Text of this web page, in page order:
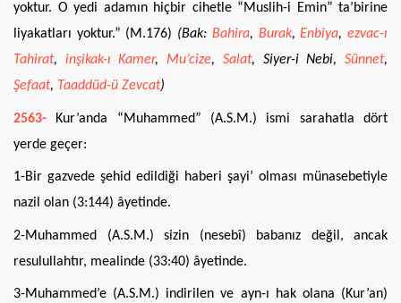
yoktur. O yedi adamın hiçbir cihetle “Muslih-i Emin” ta’birine
liyakatları yoktur.” (M.176) (Bak: Bahira, Burak,Enbiya,ezvac-ı
Tahirat, inşikak-ı Kamer, Mu’cize, Salat, Siyer-i Nebi,Sünnet,
Şefaat, Taaddüd-ü Zevcat)
2563-
Kur’anda “Muhammed” (A.S.M.) ismi sarahatla dört
yerde geçer:
1-Bir gazvede şehid edildiği haberi şayi’ olması münasebetiyle
nazil olan (3:144) âyetinde.
2-Muhammed (A.S.M.) sizin (nesebî) babanız değil, ancak
resulullahtır, mealinde (33:40) âyetinde.
3-Muhammed’e (A.S.M.) indirilen ve ayn-ı hak olana (Kur’an)